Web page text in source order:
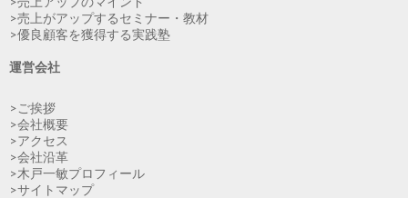
>売上がアップするセミナー・教材
>優良顧客を獲得する実践塾
運営会社
>ご挨拶
>会社概要
>アクセス
>会社沿革
>木戸一敏プロフィール
>サイトマップ